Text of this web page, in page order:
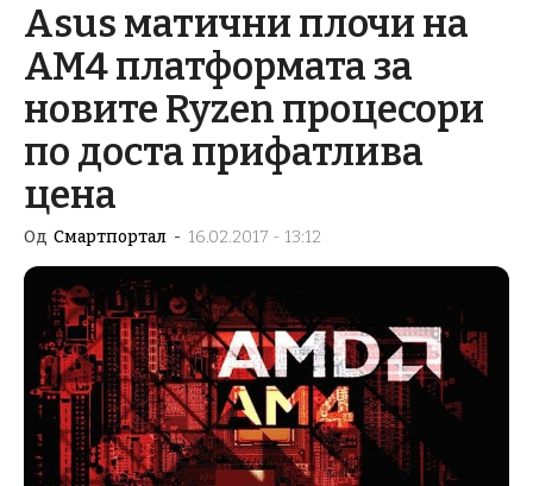
Asus матични плочи на
AM4 платформата за
новите Ryzen процесори
по доста прифатлива
цена
Од Смартпортал - 16.02.2017 - 13:12